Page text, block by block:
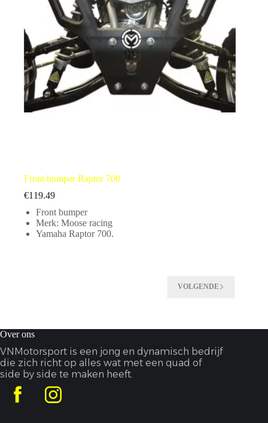
Front bumper Raptor 700
€119.49
Front bumper
Merk: Moose racing
Yamaha Raptor 700.
VOLGENDE
Over ons
VNMotorsport is een jong en dynamisch bedrijf
die zich richt op alles wat met een quad of
side by side te maken heeft.